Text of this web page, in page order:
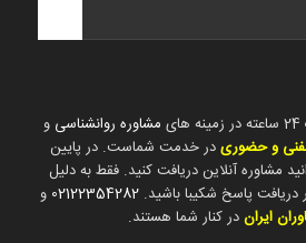
مشاوره روانشناسی و
و حضوریدر خدمت شماست. در پایین
مشاوره آنلاین دریافت کنید. فقط به دلیل
دریافت پاسخ شکیبا باشید. 02122354282 و
ایراندر کنار شما هستند.